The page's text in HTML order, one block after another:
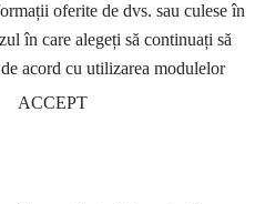
oferite de dvs. sau culese în
în care alegeți să continuați să
acord cu utilizarea modulelor
ACCEPT